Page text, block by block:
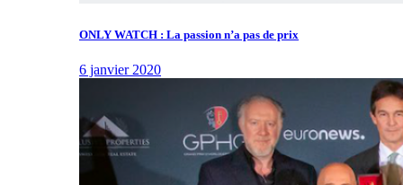
ONLY WATCH : La passion n’a pas de prix
6 janvier 2020